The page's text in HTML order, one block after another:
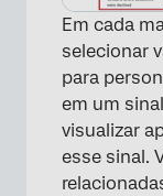
Em cada
selecionar
para
em um
visualizar
esse sinal.